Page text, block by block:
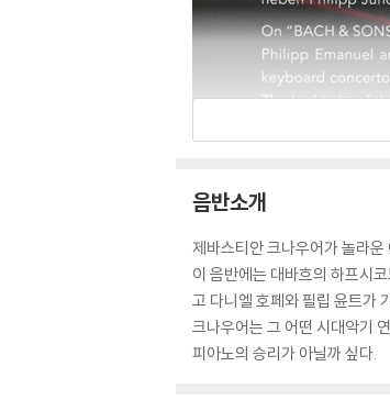
음반소개
제바스티안 크나우어가 놀라운
이 음반에는 대바흐의 하프시
고 다니엘 호페와 필립 윤트가
크나우어는 그 어떤 시대악기
피아노의 승리가 아닐까 싶다.